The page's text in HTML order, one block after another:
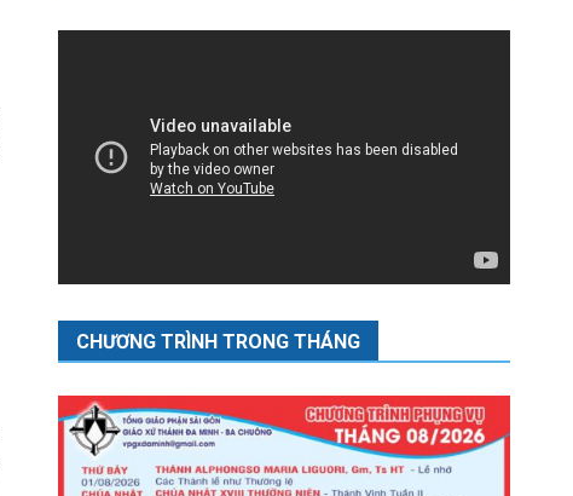
CHƯƠNG TRÌNH TRONG THÁNG